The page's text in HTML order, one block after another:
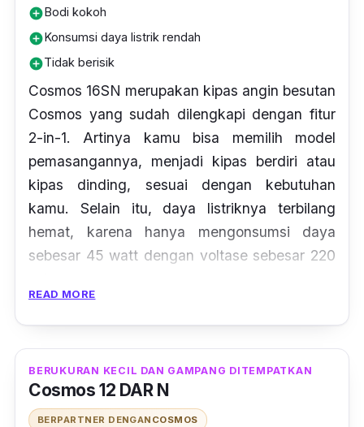
add_circleBodi kokoh
add_circleKonsumsi daya listrik rendah
add_circleTidak berisik
Cosmos 16SN merupakan kipas angin besutan
Cosmos yang sudah dilengkapi dengan fitur
2-in-1. Artinya kamu bisa memilih model
pemasangannya, menjadi kipas berdiri atau
kipas dinding, sesuai dengan kebutuhan
kamu. Selain itu, daya listriknya terbilang
hemat, karena hanya mengonsumsi daya
sebesar 45 watt dengan voltase sebesar 220
balingnya juga berukuran cukup besar, yaitu
16 inch sehingga mampu menghasilkan
hembusan angin yang lebih besar. Kerja motor
READ MORE
BERUKURAN KECIL DAN GAMPANG DITEMPATKAN
Cosmos 12 DAR N
BERPARTNER DENGAN COSMOS